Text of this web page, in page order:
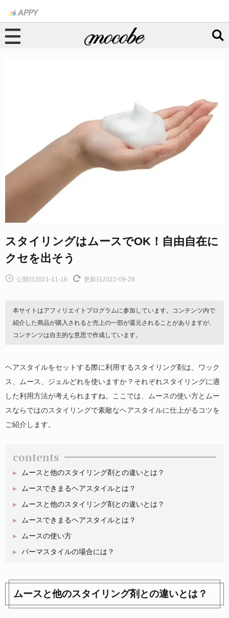
スタイリングはムースでOK！自由自在に
クセを出そう
公開日2021-11-16 更新日2022-09-28
本サイトはアフィリエイトプログラムに参加しています。コンテンツ内で
紹介した商品が購入されると売上の一部が還元されることがありますが、
コンテンツは自主的な意思で作成しています。
ヘアスタイルをセットする際に利用するスタイリング剤は、ワック
ス、ムース、ジェルどれを使いますか？それぞれスタイリングに適
した利用方法が考えられますね。ここでは、ムースの使い方とムー
スならではのスタイリングで素敵なヘアスタイルに仕上がるコツを
ご紹介します。
contents
ムースと他のスタイリング剤との違いとは？
ムースできまるヘアスタイルとは？
ムースと他のスタイリング剤との違いとは？
ムースできまるヘアスタイルとは？
ムースの使い方
パーマスタイルの場合には？
ムースと他のスタイリング剤との違いとは？